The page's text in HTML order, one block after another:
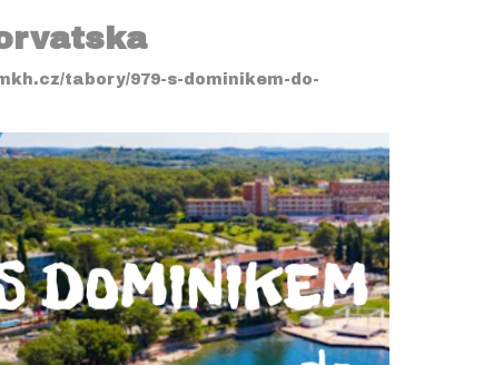
tabory/979-s-dominikem-do-